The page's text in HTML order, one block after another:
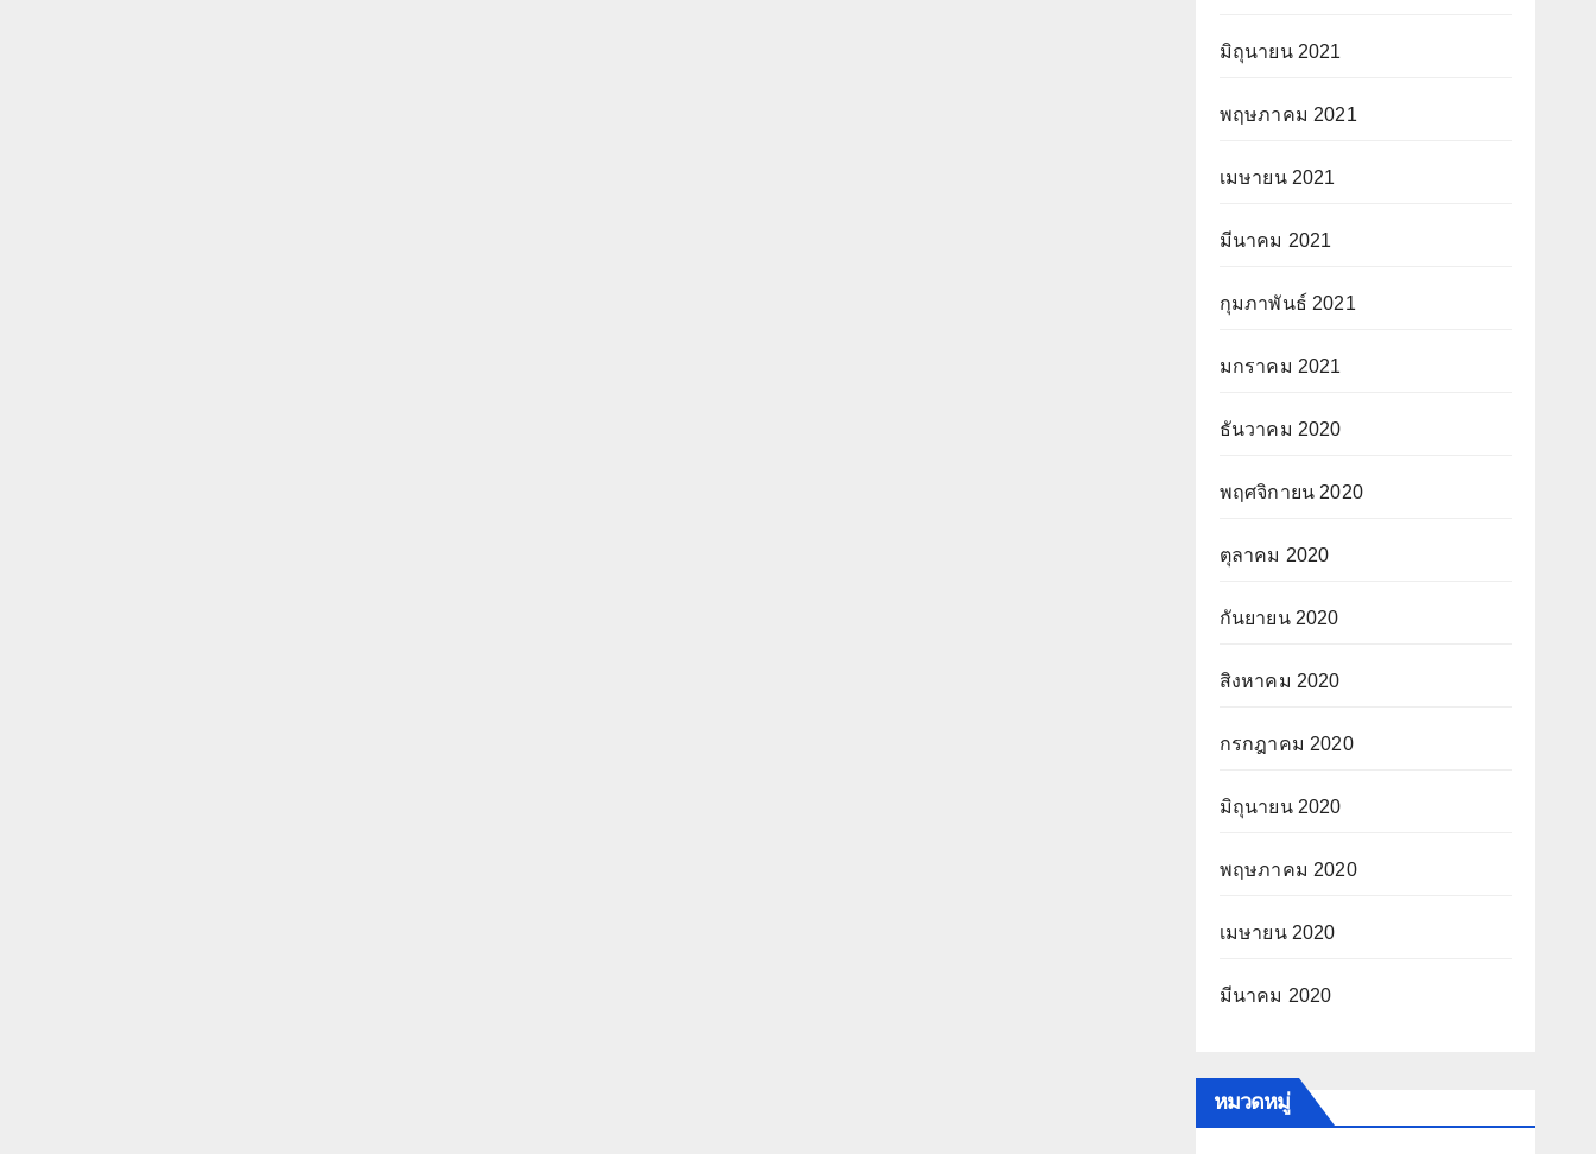
มิถุนายน 2021
พฤษภาคม 2021
เมษายน 2021
มีนาคม 2021
กุมภาพันธ์ 2021
มกราคม 2021
ธันวาคม 2020
พฤศจิกายน 2020
ตุลาคม 2020
กันยายน 2020
สิงหาคม 2020
กรกฎาคม 2020
มิถุนายน 2020
พฤษภาคม 2020
เมษายน 2020
มีนาคม 2020
หมวดหมู่